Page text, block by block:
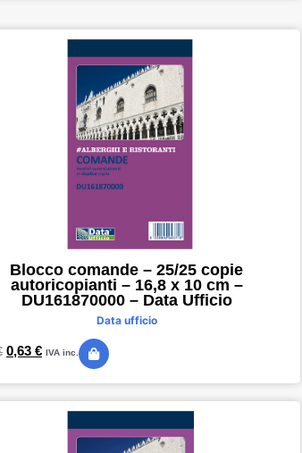
Blocco comande – 25/25 copie
autoricopianti – 16,8 x 10 cm –
DU161870000 – Data Ufficio
Data ufficio
0,63 € IVA inc.